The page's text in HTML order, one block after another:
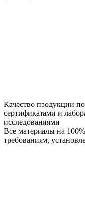
Качество продукции
сертификатами и
исследованиями
Все материалы на
требованиям,